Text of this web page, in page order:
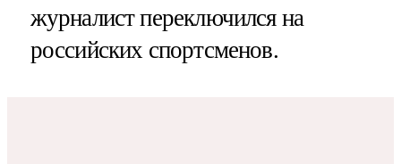
журналист переключился на
российских спортсменов.